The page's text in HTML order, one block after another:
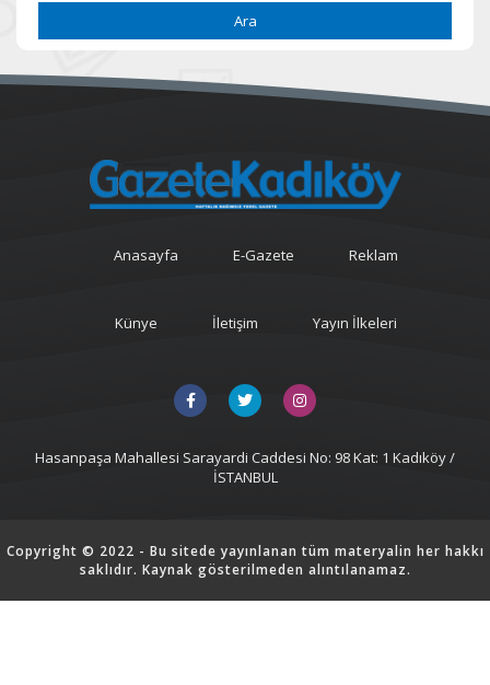
Ara
Anasayfa E-Gazete Reklam
Künye İletişim Yayın İlkeleri
Hasanpaşa Mahallesi Sarayardi Caddesi No: 98 Kat: 1 Kadıköy /
İSTANBUL
Copyright © 2022 - Bu sitede yayınlanan tüm materyalin her hakkı
saklıdır. Kaynak gösterilmeden alıntılanamaz.